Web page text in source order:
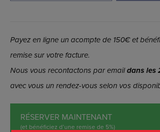
Payez en ligne un acompte de 150€ et
remise sur votre facture.
Nous vous recontactons par emaildans les
avec vous un rendez-vous selon vos
RÉSERVER MAINTENANT
(et bénéficiez d’une remise de 5%)